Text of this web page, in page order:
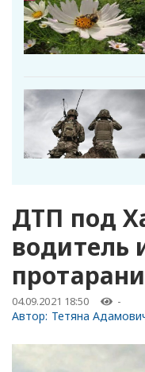
ДТП под
водитель
04.09.2021 18:50 -
Автор: Тетяна